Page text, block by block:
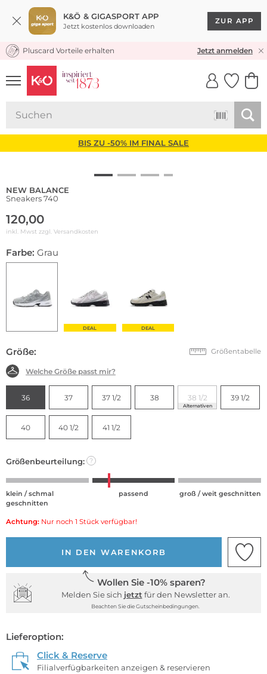
K&Ö & GIGASPORT APP
Jetzt kostenlos downloaden
ZUR APP
KOSTENLOSER VERSAND* & RÜCKVERSAND
Pluscard Vorteile erhalten Jetzt anmelden
UNSERE APP
CLICK &
BIS ZU -50% IM FINAL SALE
NEW BALANCE
Sneakers 740
120,00
inkl. Mwst zzgl. Versandkosten
Farbe: Grau
DEAL DEAL
Größe: Größentabelle
Welche Größe passt mir?
36 37 37 1/2 38 38 1/2
Alternativen
39 1/2
40 40 1/2 41 1/2
Größenbeurteilung: ?
klein / schmal
geschnitten
passend groß / weit geschnitten
Achtung: Nur noch 1 Stück verfügbar!
IN DEN WARENKORB
Wollen Sie -10% sparen?
Melden Sie sich jetzt für den Newsletter an.
Beachten Sie die Gutscheinbedingungen.
Lieferoption:
Click & Reserve
Filialverfügbarkeiten anzeigen & reservieren